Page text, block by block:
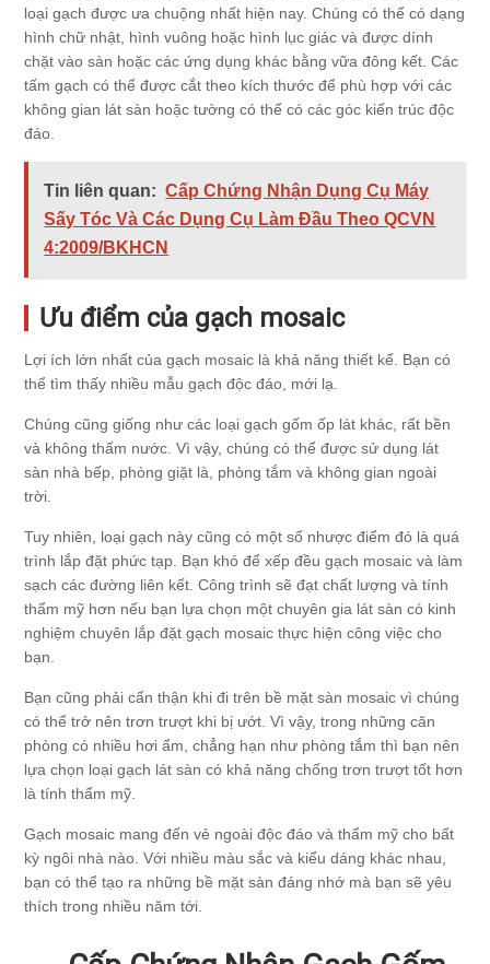
loại gạch được ưa chuộng nhất hiện nay. Chúng có thể có dạng
hình chữ nhật, hình vuông hoặc hình lục giác và được dính
chặt vào sàn hoặc các ứng dụng khác bằng vữa đông kết. Các
tấm gạch có thể được cắt theo kích thước để phù hợp với các
không gian lát sàn hoặc tường có thể có các góc kiến ​​trúc độc
đáo.
Tin liên quan: Cấp Chứng Nhận Dụng Cụ Máy
Sấy Tóc Và Các Dụng Cụ Làm Đầu Theo QCVN
4:2009/BKHCN
Ưu điểm của gạch mosaic
Lợi ích lớn nhất của gạch mosaic là khả năng thiết kế. Bạn có
thể tìm thấy nhiều mẫu gạch độc đáo, mới lạ.
Chúng cũng giống như các loại gạch gốm ốp lát khác, rất bền
và không thấm nước. Vì vậy, chúng có thể được sử dụng lát
sàn nhà bếp, phòng giặt là, phòng tắm và không gian ngoài
trời.
Tuy nhiên, loại gạch này cũng có một số nhược điểm đó là quá
trình lắp đặt phức tạp. Bạn khó để xếp đều gạch mosaic và làm
sạch các đường liên kết. Công trình sẽ đạt chất lượng và tính
thẩm mỹ hơn nếu bạn lựa chọn một chuyên gia lát sàn có kinh
nghiệm chuyên lắp đặt gạch mosaic thực hiện công việc cho
bạn.
Bạn cũng phải cẩn thận khi đi trên bề mặt sàn mosaic vì chúng
có thể trở nên trơn trượt khi bị ướt. Vì vậy, trong những căn
phòng có nhiều hơi ẩm, chẳng hạn như phòng tắm thì bạn nên
lựa chọn loại gạch lát sàn có khả năng chống trơn trượt tốt hơn
là tính thẩm mỹ.
Gạch mosaic mang đến vẻ ngoài độc đáo và thẩm mỹ cho bất
kỳ ngôi nhà nào. Với nhiều màu sắc và kiểu dáng khác nhau,
bạn có thể tạo ra những bề mặt sàn đáng nhớ mà bạn sẽ yêu
thích trong nhiều năm tới.